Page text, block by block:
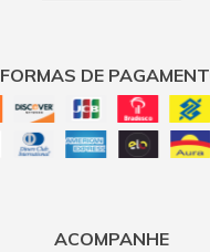
FORMAS DE
ACOMPANHE